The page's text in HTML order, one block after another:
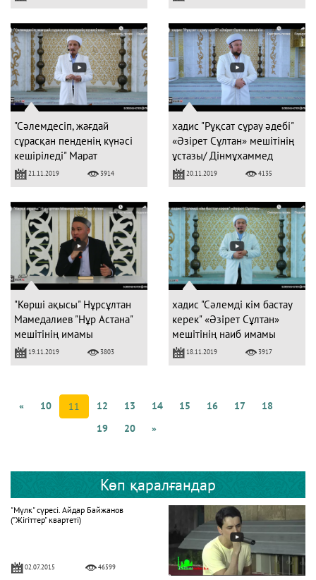
"Сәлемдесіп, жағдай
сұрасқан пенденің күнәсі
кешіріледі" Марат
Бектазинов
21.11.2019 3914
хадис "Рұқсат сұрау әдебі"
«Әзірет Сұлтан» мешітінің
ұстазы/ Дінмұхаммед
Сманов
20.11.2019 4135
"Көрші ақысы" Нұрсұлтан
Мамедалиев "Нұр Астана"
мешітінің имамы
19.11.2019 3803
хадис "Сәлемді кім бастау
керек" «Әзірет Сұлтан»
мешітінің наиб имамы
ЕРБОЛАТ ЖУСУПОВ
18.11.2019 3917
« 10 11 12 13 14 15 16 17
18
19
20 »
Көп қаралғандар
"Мүлк" сүресі. Айдар Байжанов
("Жігіттер" квартеті)
02.07.2015 46599